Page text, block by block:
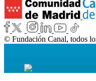
© Fundación Canal, todos